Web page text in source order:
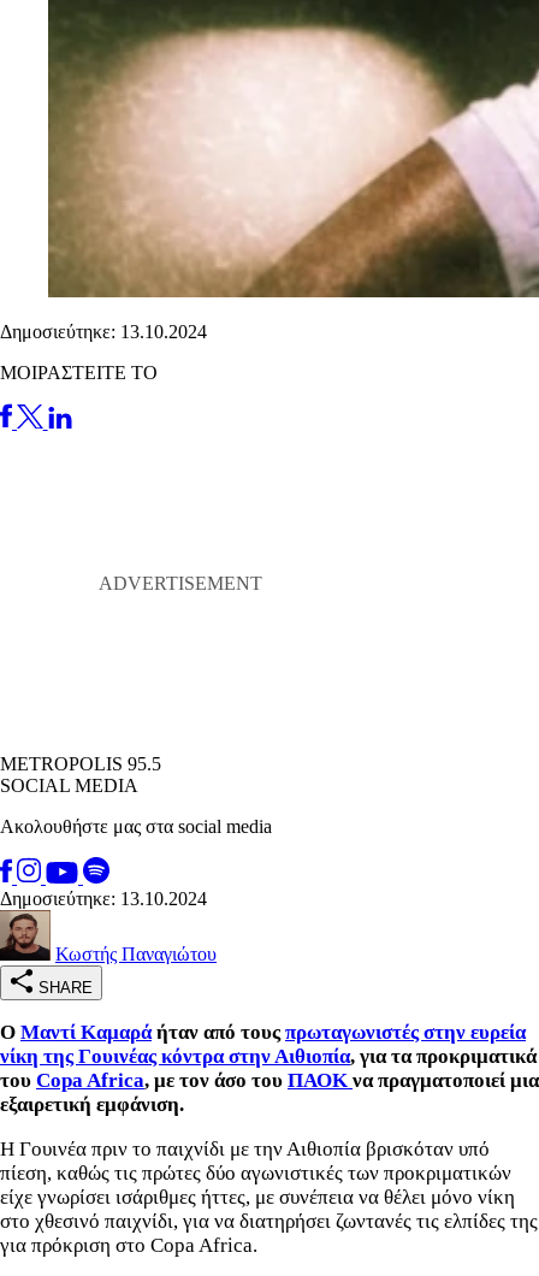
Δημοσιεύτηκε: 13.10.2024
ΜΟΙΡΑΣΤΕΙΤΕ ΤΟ
METROPOLIS 95.5
SOCIAL MEDIA
Ακολουθήστε μας στα social media
Δημοσιεύτηκε: 13.10.2024
Κωστής Παναγιώτου
SHARE
Ο Μαντί Καμαράήταν από τουςπρωταγωνιστές στην ευρεία
νίκη της Γουινέας κόντρα στην Αιθιοπία, για τα προκριματικά
του Copa Africa, με τον άσο του ΠΑΟΚ να πραγματοποιεί μια
εξαιρετική εμφάνιση.
Η Γουινέα πριν το παιχνίδι με την Αιθιοπία βρισκόταν υπό
πίεση, καθώς τις πρώτες δύο αγωνιστικές των προκριματικών
είχε γνωρίσει ισάριθμες ήττες, με συνέπεια να θέλει μόνο νίκη
στο χθεσινό παιχνίδι, για να διατηρήσει ζωντανές τις ελπίδες της
για πρόκριση στο Copa Africa.